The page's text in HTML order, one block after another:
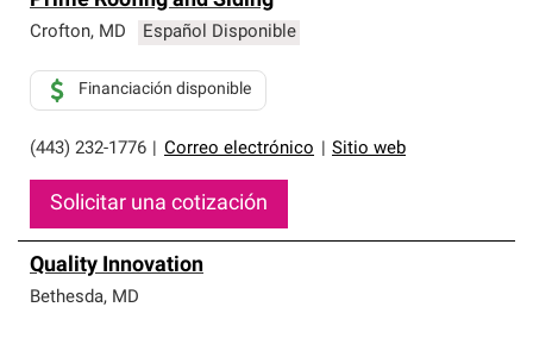
Crofton, MD Español Disponible
(443) 232-1776 Correo electrónico Sitio web
Financiación disponible
Solicitar una cotización
Quality Innovation
Bethesda, MD